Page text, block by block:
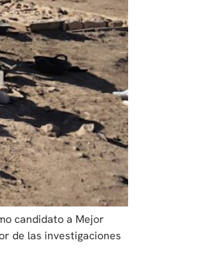
candidato a Mejor
de las investigaciones